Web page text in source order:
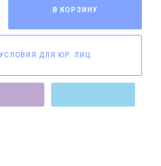
В КОРЗИНУ
ДЛЯ ЮР. ЛИЦ